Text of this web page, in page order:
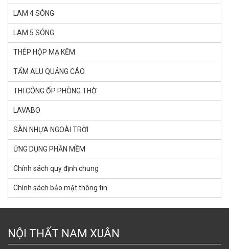
LAM 4 SÓNG
LAM 5 SÓNG
THÉP HỘP MẠ KẼM
TẤM ALU QUẢNG CÁO
THI CÔNG ỐP PHÒNG THỜ
LAVABO
SÀN NHỰA NGOÀI TRỜI
ỨNG DỤNG PHẦN MỀM
Chính sách quy định chung
Chính sách bảo mật thông tin
NỘI THẤT NAM XUÂN